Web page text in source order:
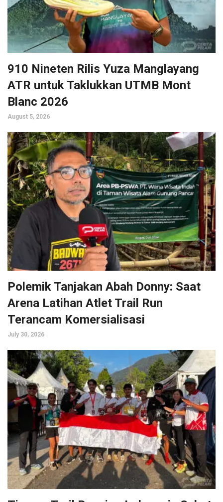
910 Nineten Rilis Yuza Manglayang
ATR untuk Taklukkan UTMB Mont
Blanc 2026
August 5, 2026
Polemik Tanjakan Abah Donny: Saat
Arena Latihan Atlet Trail Run
Terancam Komersialisasi
July 30, 2026